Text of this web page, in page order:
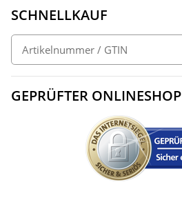
SCHNELLKAUF
GEPRÜFTER ONLINESHOP